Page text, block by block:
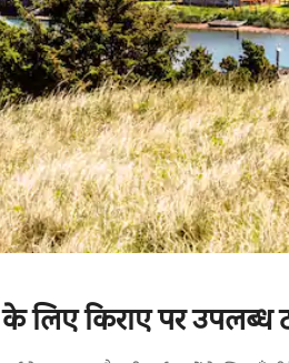
लिए किराए पर